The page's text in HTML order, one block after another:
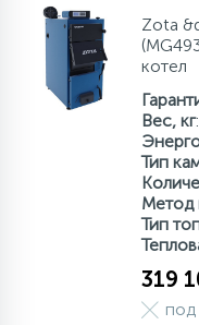
Zota
котел
Вес, кг
Тип
Метод
Тип
319
под